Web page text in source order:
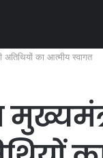
अतिथियों का आत्मीय स्वागत